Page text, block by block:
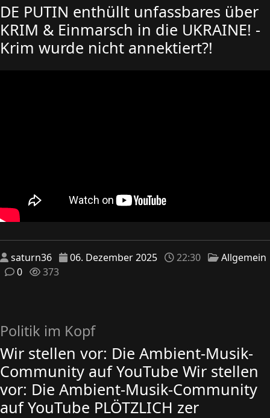
DE PUTIN enthüllt unfassbares über
KRIM & Einmarsch in die UKRAINE! -
Krim wurde nicht annektiert?!
saturn36 06. Dezember 2025 22:30
Allgemein
0
373
Politik im Kopf
Wir stellen vor: Die Ambient-Musik-
Community auf YouTube Wir stellen
vor: Die Ambient-Musik-Community
auf YouTube PLÖTZLICH zer